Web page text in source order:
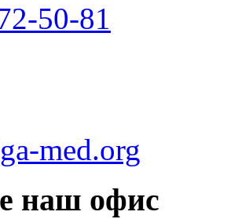
50-81
med.org
наш офис